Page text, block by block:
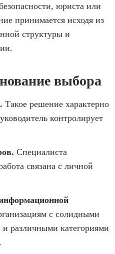
юриста или
принимается исходя из
структуры и
выбора
Такое решение характерно
контролирует
Специалиста
связана с личной
с солидными
различными категориями